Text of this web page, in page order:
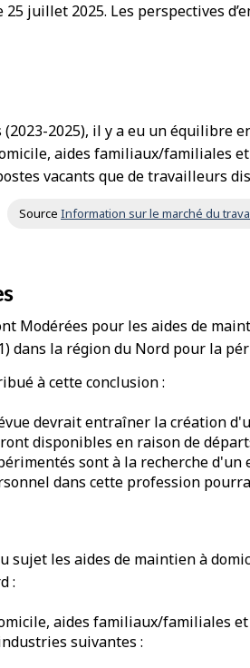
juillet 2025. Les perspectives
2025), il y a eu un équilibre
aides familiaux/familiales
vacants que de travailleurs
Source Information sur le marché du
Modérées pour les aides de
dans la région du Nord pour la
à cette conclusion :
devrait entraîner la création
disponibles en raison de
sont à la recherche d'un
dans cette profession
sujet les aides de maintien à
:
aides familiaux/familiales
suivantes :